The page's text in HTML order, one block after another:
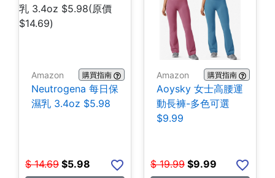
Amazon 購買指南
Neutrogena 每日保
濕乳 3.4oz $5.98
$ 14.69 $5.98
Amazon 購買指南
Aoysky 女士高腰運
動長褲-多色可選
$9.99
$ 19.99 $9.99